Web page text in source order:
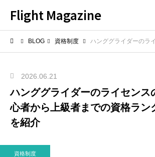
Flight Magazine
BLOG 資格制度 ハンググライダーのライセンスの種類は？初心者か
2026.06.21
ハンググライダーのライセンス
心者から上級者までの資格ラン
を紹介
資格制度